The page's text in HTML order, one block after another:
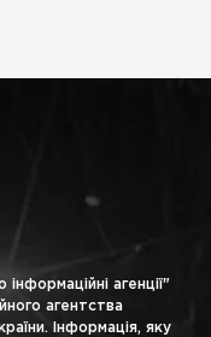
агенції"
агентства
Інформація, яку